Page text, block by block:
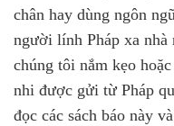
chân hay dùng ngôn
người lính Pháp xa nhà
chúng tôi nắm kẹo
nhi được gửi từ Pháp
đọc các sách báo này